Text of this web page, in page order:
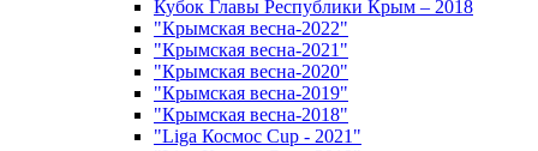
Кубок Главы Республики Крым – 2018
"Крымская весна-2022"
"Крымская весна-2021"
"Крымская весна-2020"
"Крымская весна-2019"
"Крымская весна-2018"
"Liga Космос Cup - 2021"